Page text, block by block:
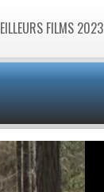
FILMS 2023